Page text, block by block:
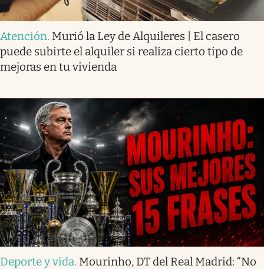
Atención. Murió la Ley de Alquileres | El casero
puede subirte el alquiler si realiza cierto tipo de
mejoras en tu vivienda
Deporte y vida. Mourinho, DT del Real Madrid: “No